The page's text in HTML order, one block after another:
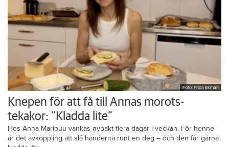
Foto: Frida Ekman
Knepen för att få till Annas morots-
tekakor: ”Kladda lite”
Hos Anna Maripuu vankas nybakt flera dagar i veckan. För henne
är det avkoppling att slå händerna runt en deg – och den får gärna